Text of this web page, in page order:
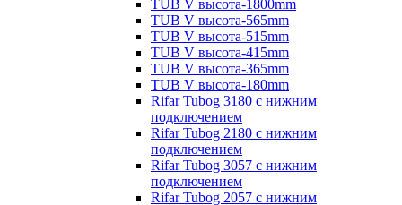
TUB V высота-1800mm
TUB V высота-565mm
TUB V высота-515mm
TUB V высота-415mm
TUB V высота-365mm
TUB V высота-180mm
Rifar Tubog 3180 с нижним
подключением
Rifar Tubog 2180 с нижним
подключением
Rifar Tubog 3057 с нижним
подключением
Rifar Tubog 2057 с нижним